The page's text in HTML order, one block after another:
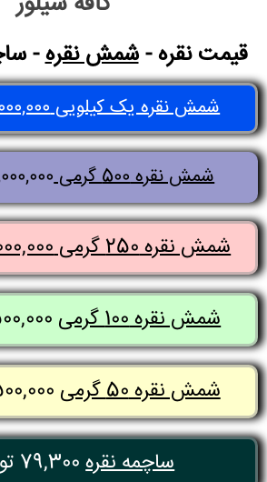
قیمت نقره -شمش نقره-
شمش نقره یک کیلویی 84,000,000 تومان
شمش نقره 500 گرمی 42,000,000
شمش نقره 250 گرمی 21,0000,000 تومان
شمش نقره 100 گرمی
شمش نقره 50 گرمی
ساچمه نقره79,300 تومان